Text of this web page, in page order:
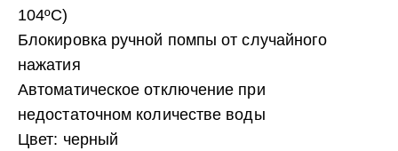
104ºC)
Блокировка ручной помпы от случайного
нажатия
Автоматическое отключение при
недостаточном количестве воды
Цвет: черный